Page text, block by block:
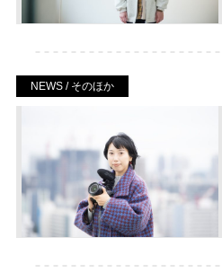
NEWS / そのほか